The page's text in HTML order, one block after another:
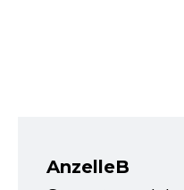
AnzelleB